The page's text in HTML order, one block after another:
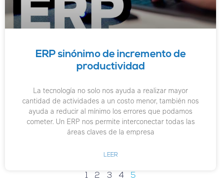
ERP sinónimo de incremento de
productividad
La tecnología no solo nos ayuda a realizar mayor
cantidad de actividades a un costo menor, también nos
ayuda a reducir al mínimo los errores que podamos
cometer. Un ERP nos permite interconectar todas las
áreas claves de la empresa
LEER
1 2 3 4 5